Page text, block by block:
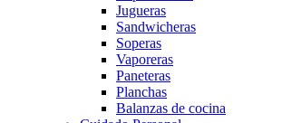
Jugueras
Sandwicheras
Soperas
Vaporeras
Paneteras
Planchas
Balanzas de cocina